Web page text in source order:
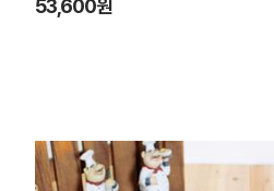
53,600원